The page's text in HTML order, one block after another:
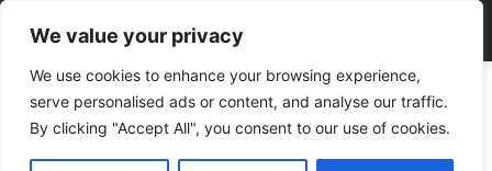
We value your privacy
We use cookies to enhance your browsing experience,
serve personalised ads or content, and analyse our traffic.
By clicking "Accept All", you consent to our use of cookies.
Home LIFE
Αυτά τα 5 ζώδια θα κυριαρχηθούν από το συναίσθημα
αυτό το καλοκαίρι